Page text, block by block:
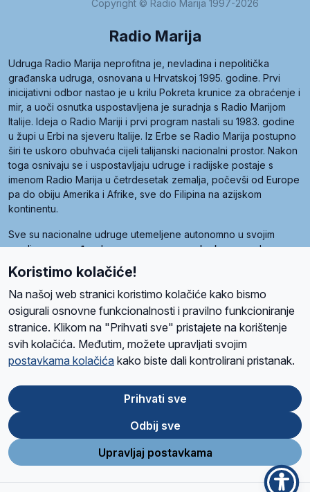
Copyright © Radio Marija 1997-2026
Radio Marija
Udruga Radio Marija neprofitna je, nevladina i nepolitička
građanska udruga, osnovana u Hrvatskoj 1995. godine. Prvi
inicijativni odbor nastao je u krilu Pokreta krunice za obraćenje i
mir, a uoči osnutka uspostavljena je suradnja s Radio Marijom
Italije. Ideja o Radio Mariji i prvi program nastali su 1983. godine
u župi u Erbi na sjeveru Italije. Iz Erbe se Radio Marija postupno
širi te uskoro obuhvaća cijeli talijanski nacionalni prostor. Nakon
toga osnivaju se i uspostavljaju udruge i radijske postaje s
imenom Radio Marija u četrdesetak zemalja, počevši od Europe
pa do obiju Amerika i Afrike, sve do Filipina na azijskom
kontinentu.
Sve su nacionalne udruge utemeljene autonomno u svojim
zemljama, a međusobna su povezane preko krovne udruge
pod nazivom Svjetska obitelj Radio Marije (World Family of
Radio Maria). Svjetsku obitelj utemeljilo je sedam članica, među
kojima je i hrvatska Udruga Radio Marija.
O namaRadio ProgramVolonteriPrijateljiKontaktPravila privatnosti
Ova stranica je zaštićena Google reCAPTCHA sustavom
Store
Google
Play
Koristimo kolačiće!
Na našoj web stranici koristimo kolačiće kako bismo
osigurali osnovne funkcionalnosti i pravilno funkcioniranje
stranice. Klikom na "Prihvati sve" pristajete na korištenje
svih kolačića. Međutim, možete upravljati svojim
postavkama kolačića kako biste dali kontrolirani pristanak.
Prihvati sve
Odbij sve
Upravljaj postavkama